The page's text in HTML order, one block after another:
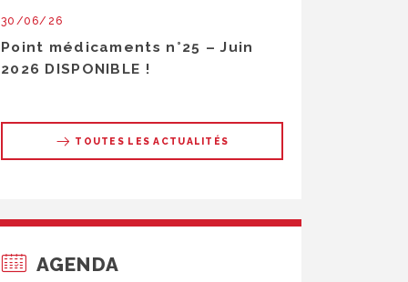
30/06/26
Point médicaments n°25 – Juin
2026 DISPONIBLE !
TOUTES LES ACTUALITÉS
AGENDA